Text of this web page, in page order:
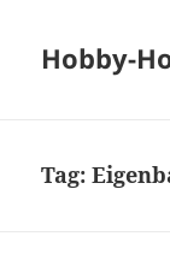
Hobby-
Tag: